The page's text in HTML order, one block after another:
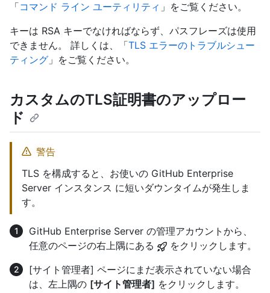
「コマンド ライン ユーティリティ 」をご覧ください。
キーは RSA キーでなければならず、パスフレーズは使用
できません。 詳しくは、「TLS エラーのトラブルシュー
ティング 」をご覧ください。
カスタムのTLS証明書のアップロー
ド
警告
TLS を構成すると、お使いの GitHub Enterprise
Server インスタンス に短いダウンタイムが発生しま
す。
GitHub Enterprise Server の管理アカウントから、
任意のページの右上隅にある
をクリックします。
[サイト管理者] ページにまだ表示されていない場合
は、左上隅の [サイト管理者] をクリックします。